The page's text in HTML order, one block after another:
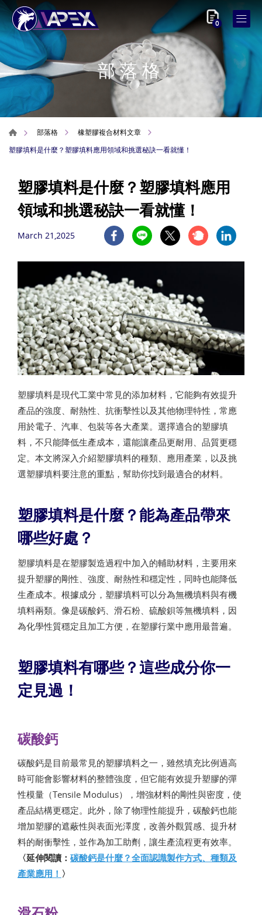
0
部落格
部落格
橡塑膠複合材料文章
塑膠填料是什麼？塑膠填料應用領域和挑選秘訣一看就懂！
塑膠填料是什麼？塑膠填料應用
領域和挑選秘訣一看就懂！
March 21,2025
塑膠填料是現代工業中常見的添加材料，它能夠有效提升
產品的強度、耐熱性、抗衝擊性以及其他物理特性，常應
用於電子、汽車、包裝等各大產業。選擇適合的塑膠填
料，不只能降低生產成本，還能讓產品更耐用、品質更穩
定。本文將深入介紹塑膠填料的種類、應用產業，以及挑
選塑膠填料要注意的重點，幫助你找到最適合的材料。
塑膠填料是什麼？能為產品帶來
哪些好處？
塑膠填料是在塑膠製造過程中加入的輔助材料，主要用來
提升塑膠的剛性、強度、耐熱性和穩定性，同時也能降低
生產成本。根據成分，塑膠填料可以分為無機填料與有機
填料兩類。像是碳酸鈣、滑石粉、硫酸鋇等無機填料，因
為化學性質穩定且加工方便，在塑膠行業中應用最普遍。
塑膠填料有哪些？這些成分你一
定見過！
碳酸鈣
碳酸鈣是目前最常見的塑膠填料之一，雖然填充比例過高
時可能會影響材料的整體強度，但它能有效提升塑膠的彈
性模量（Tensile Modulus），增強材料的剛性與密度，使
產品結構更穩定。此外，除了物理性能提升，碳酸鈣也能
增加塑膠的遮蔽性與表面光澤度，改善外觀質感、提升材
料的耐衝擊性，並作為加工助劑，讓生產流程更有效率。
〈延伸閱讀： 碳酸鈣是什麼？全面認識製作方式、種類及
產業應用！ 〉